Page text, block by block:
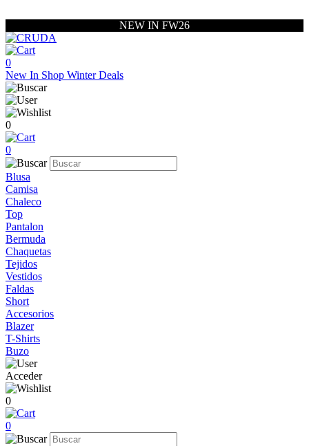
NEW IN FW26
0
New In Shop Winter Deals
0
0
Blusa
Camisa
Chaleco
Top
Pantalon
Bermuda
Chaquetas
Tejidos
Vestidos
Faldas
Short
Accesorios
Blazer
T-Shirts
Buzo
Acceder
0
0